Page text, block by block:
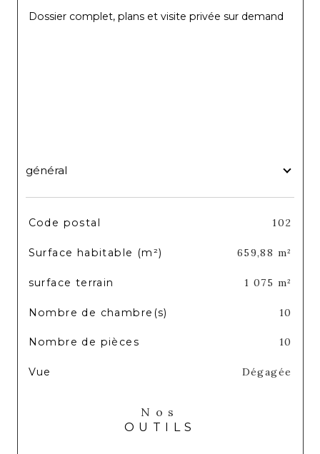
Dossier complet, plans et visite privée sur demand
général
TRAD_SIROCCO_Caracteristique
Code postal 102
Surface habitable (m²) 659,88 m²
surface terrain 1 075 m²
Nombre de chambre(s) 10
Nombre de pièces 10
Vue Dégagée
Nos
OUTILS